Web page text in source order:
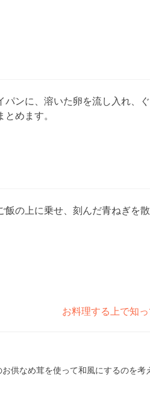
パンに、溶いた卵を流し入れ、ぐ
めます。
飯の上に乗せ、刻んだ青ねぎを散
お料理する上で知
供なめ茸を使って和風にするのを考